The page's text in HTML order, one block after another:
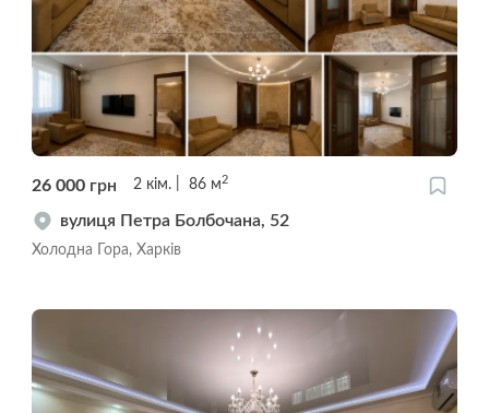
26 000 грн 2 кім. 86 м 2
вулиця Петра Болбочана, 52
Холодна Гора, Харків